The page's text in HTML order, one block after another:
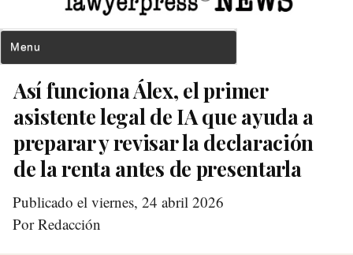
Así funciona Álex, el primer
asistente legal de IA que ayuda a
preparar y revisar la declaración
de la renta antes de presentarla
Publicado el viernes, 24 abril 2026
Por Redacción